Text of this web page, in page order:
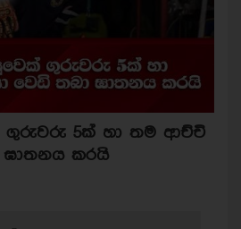
ගුරුවරු 5ක් හා තම ආච්චි
ඝාතනය කරයි